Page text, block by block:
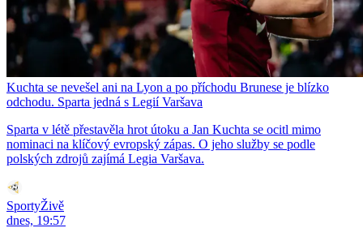
Kuchta se nevešel ani na Lyon a po příchodu Brunese je blízko
odchodu. Sparta jedná s Legií Varšava
Sparta v létě přestavěla hrot útoku a Jan Kuchta se ocitl mimo
nominaci na klíčový evropský zápas. O jeho služby se podle
polských zdrojů zajímá Legia Varšava.
SportyŽivě
dnes, 19:57